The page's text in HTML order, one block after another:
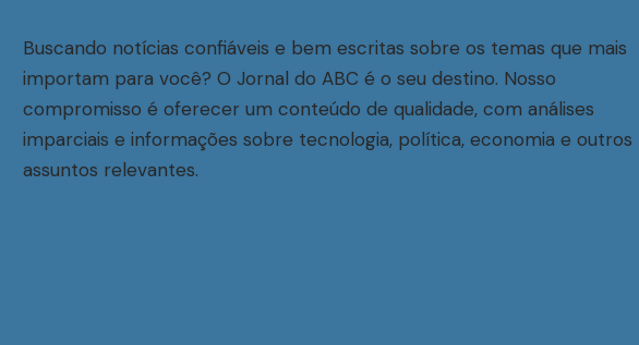
Buscando notícias confiáveis e bem escritas sobre os temas que mais
importam para você? O Jornal do ABC é o seu destino. Nosso
compromisso é oferecer um conteúdo de qualidade, com análises
imparciais e informações sobre tecnologia, política, economia e outros
assuntos relevantes.